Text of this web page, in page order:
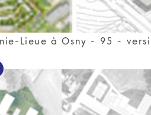
Lieue à Osny - 95 -